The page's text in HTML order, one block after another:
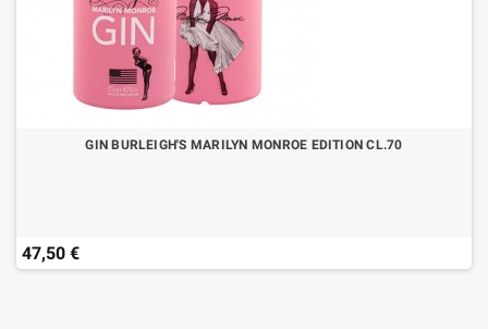
GIN BURLEIGH'S MARILYN MONROE EDITION CL.70
47,50 €